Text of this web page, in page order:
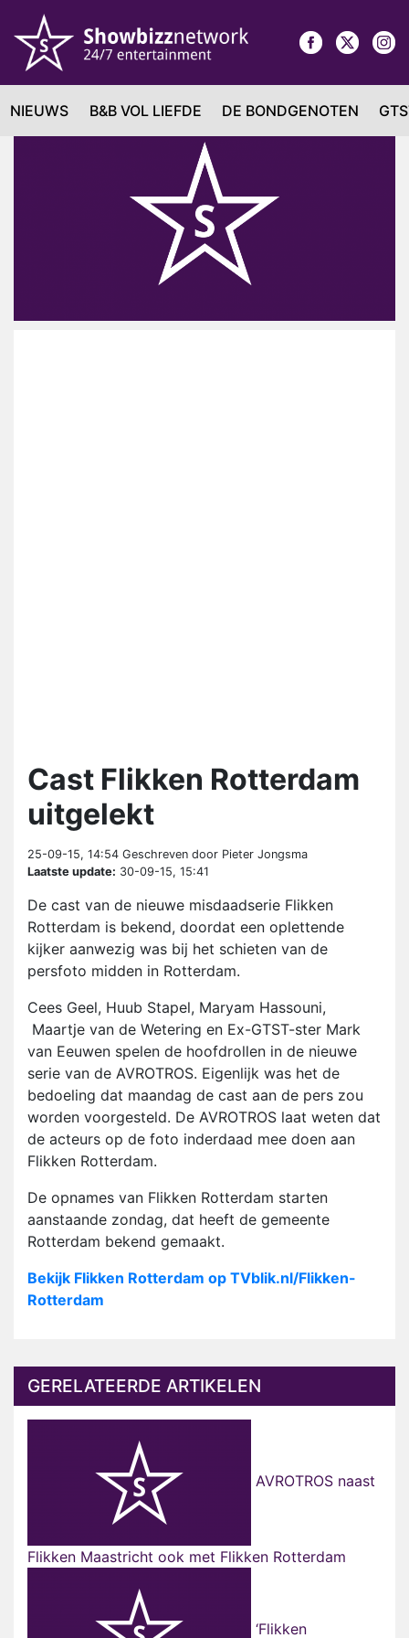
NIEUWS B&B VOL LIEFDE DE BONDGENOTEN
Cast Flikken Rotterdam
uitgelekt
25-09-15, 14:54 Geschreven door Pieter Jongsma
Laatste update: 30-09-15, 15:41
De cast van de nieuwe misdaadserie Flikken
Rotterdam is bekend, doordat een oplettende
kijker aanwezig was bij het schieten van de
persfoto midden in Rotterdam.
Cees Geel, Huub Stapel, Maryam Hassouni,
Maartje van de Wetering en Ex-GTST-ster Mark
van Eeuwen spelen de hoofdrollen in de nieuwe
serie van de AVROTROS. Eigenlijk was het de
bedoeling dat maandag de cast aan de pers zou
worden voorgesteld. De AVROTROS laat weten dat
de acteurs op de foto inderdaad mee doen aan
Flikken Rotterdam.
De opnames van Flikken Rotterdam starten
aanstaande zondag, dat heeft de gemeente
Rotterdam bekend gemaakt.
Bekijk Flikken Rotterdam op TVblik.nl/Flikken-
Rotterdam
GERELATEERDE ARTIKELEN
AVROTROS naast
Flikken Maastricht ook met Flikken Rotterdam
‘Flikken